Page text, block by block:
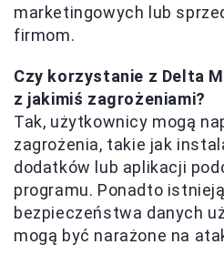
marketingowych lub
firmom.
Czy korzystanie z Delta
z jakimiś zagrożeniami?
Tak, użytkownicy mogą
zagrożenia, takie jak
dodatków lub aplikacji
programu. Ponadto
bezpieczeństwa danych
mogą być narażone na